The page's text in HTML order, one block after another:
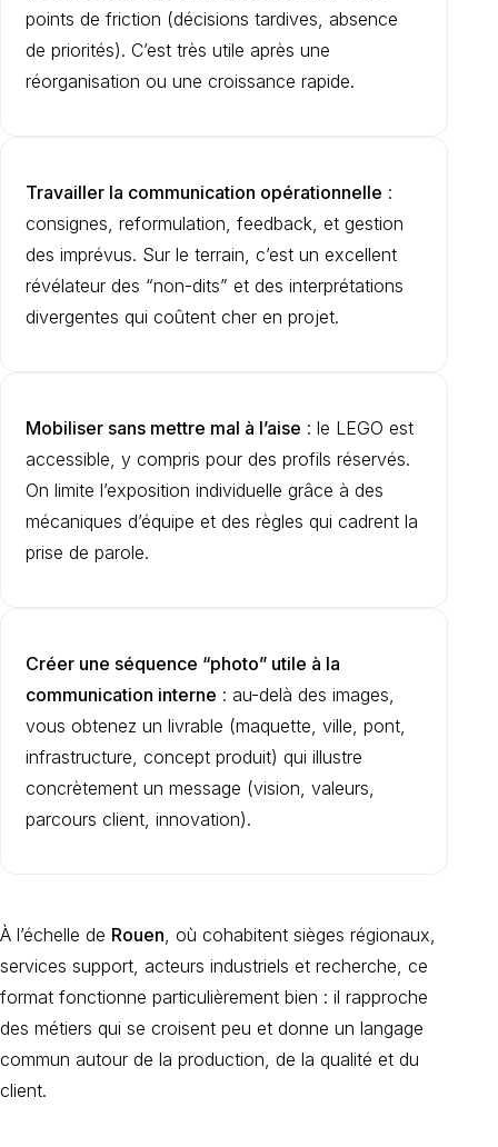
points de friction (décisions tardives, absence
de priorités). C’est très utile après une
réorganisation ou une croissance rapide.
Travailler la communication opérationnelle :
consignes, reformulation, feedback, et gestion
des imprévus. Sur le terrain, c’est un excellent
révélateur des “non-dits” et des interprétations
divergentes qui coûtent cher en projet.
Mobiliser sans mettre mal à l’aise : le LEGO est
accessible, y compris pour des profils réservés.
On limite l’exposition individuelle grâce à des
mécaniques d’équipe et des règles qui cadrent la
prise de parole.
Créer une séquence “photo” utile à la
communication interne : au-delà des images,
vous obtenez un livrable (maquette, ville, pont,
infrastructure, concept produit) qui illustre
concrètement un message (vision, valeurs,
parcours client, innovation).
À l’échelle de Rouen , où cohabitent sièges régionaux,
services support, acteurs industriels et recherche, ce
format fonctionne particulièrement bien : il rapproche
des métiers qui se croisent peu et donne un langage
commun autour de la production, de la qualité et du
client.